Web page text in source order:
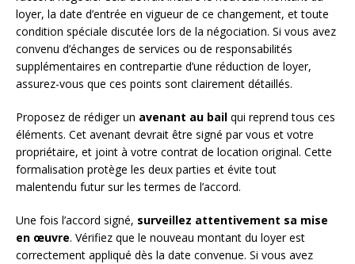
loyer, la date d’entrée en vigueur de ce changement, et toute
condition spéciale discutée lors de la négociation. Si vous avez
convenu d’échanges de services ou de responsabilités
supplémentaires en contrepartie d’une réduction de loyer,
assurez-vous que ces points sont clairement détaillés.
Proposez de rédiger un avenant au bail qui reprend tous ces
éléments. Cet avenant devrait être signé par vous et votre
propriétaire, et joint à votre contrat de location original. Cette
formalisation protège les deux parties et évite tout
malentendu futur sur les termes de l’accord.
Une fois l’accord signé, surveillez attentivement sa mise
en œuvre. Vérifiez que le nouveau montant du loyer est
correctement appliqué dès la date convenue. Si vous avez